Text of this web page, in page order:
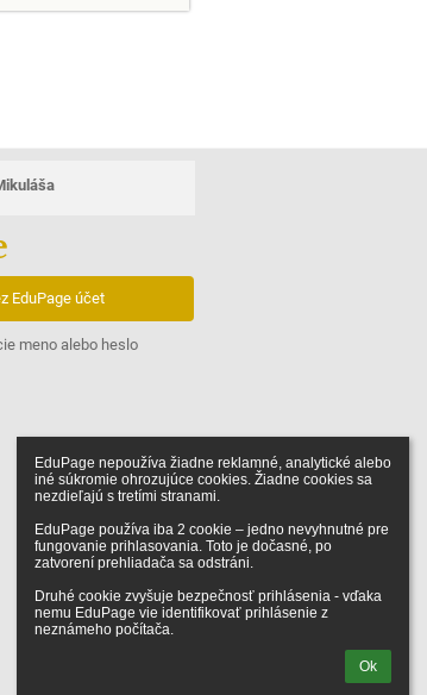
EduPage nepoužíva žiadne reklamné, analytické alebo
iné súkromie ohrozujúce cookies. Žiadne cookies sa
nezdieľajú s tretími stranami.
EduPage používa iba 2 cookie – jedno nevyhnutné pre
fungovanie prihlasovania. Toto je dočasné, po
zatvorení prehliadača sa odstráni.
Druhé cookie zvyšuje bezpečnosť prihlásenia - vďaka
nemu EduPage vie identifikovať prihlásenie z
neznámeho počítača.
Ok
EduPage účet
meno alebo heslo